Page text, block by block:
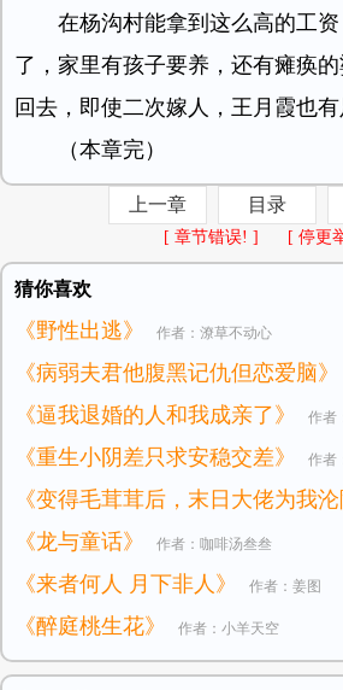
在杨沟村能拿到这么高的工
了，家里有孩子要养，还有瘫痪
回去，即使二次嫁人，王月霞也有
（本章完）
上一章 目录
[ 章节错误! ] [ 停更
猜你喜欢
《野性出逃》 作者：潦草不动心
《病弱夫君他腹黑记仇但恋爱脑》
《逼我退婚的人和我成亲了》 作者
《重生小阴差只求安稳交差》 作者
《变得毛茸茸后，末日大佬为我沦
《龙与童话》 作者：咖啡汤叁叁
《来者何人 月下非人》 作者：姜图
《醉庭桃生花》 作者：小羊天空